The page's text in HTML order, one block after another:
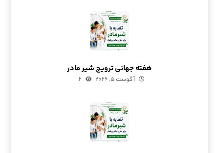
هفته جهانی ترویج شیر مادر
آگوست ۵, ۲۰۲۶ ۲